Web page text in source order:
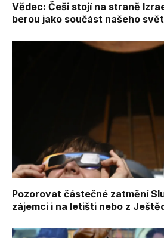
Vědec: Češi stojí na straně
berou jako součást našeho
Pozorovat částečné zatmění
zájemci i na letišti nebo z